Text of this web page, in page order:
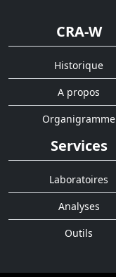
CRA-W
Historique
A propos
Organigramme
Services
Laboratoires
Analyses
Outils